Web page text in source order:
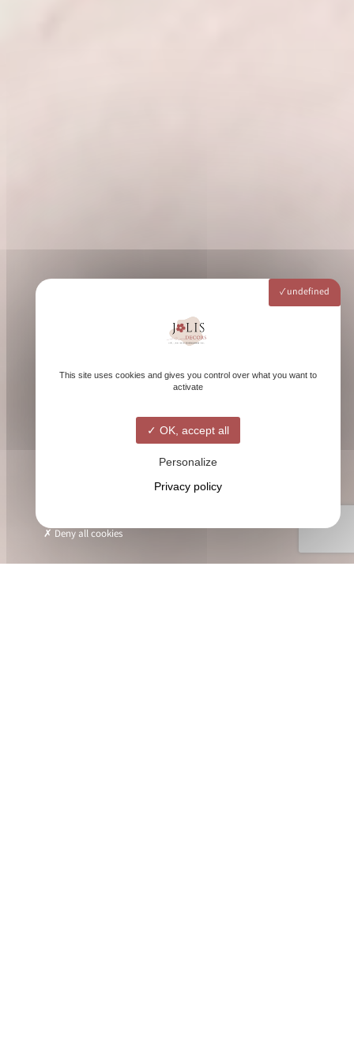
undefined
This site uses cookies and gives you control over what you want to
activate
OK, accept all
Personalize
Privacy policy
Deny all cookies